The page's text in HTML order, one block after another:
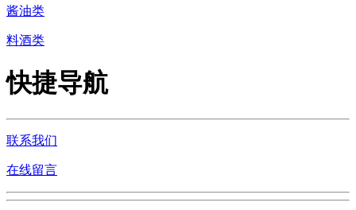
酱油类
料酒类
快捷导航
联系我们
在线留言